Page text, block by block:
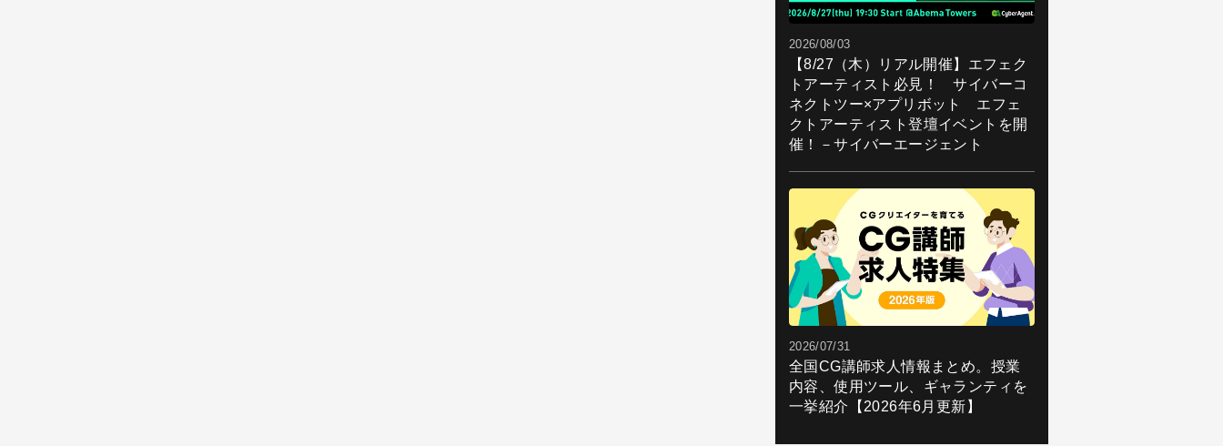
2026/08/03
【8/27（木）リアル開催】エフェク
トアーティスト必見！ サイバーコ
ネクトツー×アプリボット エフェ
クトアーティスト登壇イベントを開
催！－サイバーエージェント
2026/07/31
全国CG講師求人情報まとめ。授業
内容、使用ツール、ギャランティを
一挙紹介【2026年6月更新】